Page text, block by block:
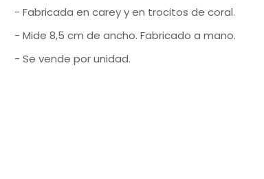
- Fabricada en carey y en trocitos de coral.
- Mide 8,5 cm de ancho. Fabricado a mano.
- Se vende por unidad.